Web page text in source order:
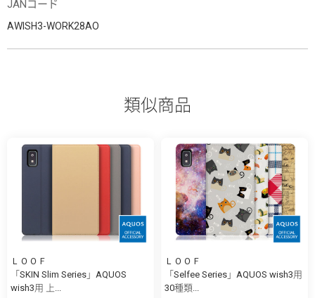
JANコード
AWISH3-WORK28AO
類似商品
ＬＯＯＦ
「SKIN Slim Series」AQUOS
wish3用 上...
ＬＯＯＦ
「Selfee Series」AQUOS wish3用
30種類...